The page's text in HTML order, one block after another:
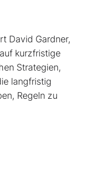
David Gardner,
kurzfristige
Strategien,
langfristig
Regeln zu